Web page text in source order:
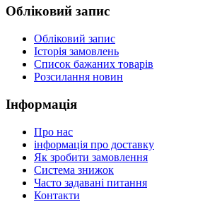
Обліковий запис
Обліковий запис
Історія замовлень
Список бажаних товарів
Розсилання новин
Інформація
Про нас
інформація про доставку
Як зробити замовлення
Система знижок
Часто задавані питання
Контакти